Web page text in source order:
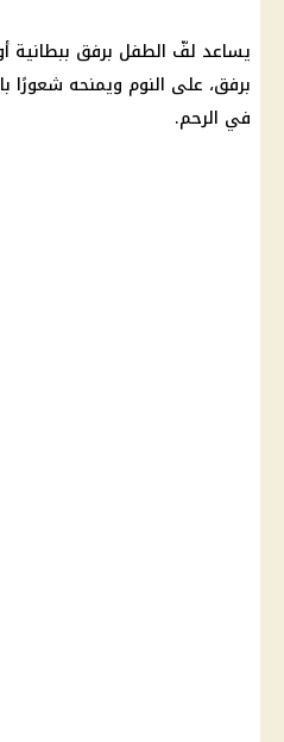
يساعد لفّ الطفل برفق ببطانية
برفق، على النوم ويمنحه شعورًا
في الرحم.